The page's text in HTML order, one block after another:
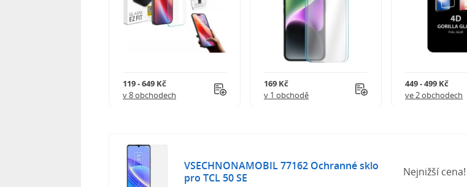
119 - 649 Kč
v 8 obchodech
169 Kč
v 1 obchodě
449 - 499 Kč
ve 2 obchodech
VSECHNONAMOBIL 77162 Ochranné sklo
pro TCL 50 SE
Nejnižší cena!